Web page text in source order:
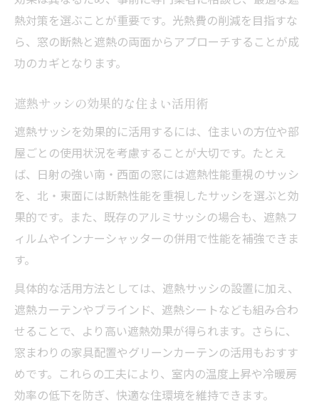
熱対策を選ぶことが重要です。光熱費の削減を目指すな
ら、窓の断熱と遮熱の両面からアプローチすることが成
功のカギとなります。
遮熱サッシの効果的な住まい活用術
遮熱サッシを効果的に活用するには、住まいの方位や部
屋ごとの使用状況を考慮することが大切です。たとえ
ば、日射の強い南・西面の窓には遮熱性能重視のサッシ
を、北・東面には断熱性能を重視したサッシを選ぶと効
果的です。また、既存のアルミサッシの場合も、遮熱フ
ィルムやインナーシャッターの併用で性能を補強できま
す。
具体的な活用方法としては、遮熱サッシの設置に加え、
遮熱カーテンやブラインド、遮熱シートなども組み合わ
せることで、より高い遮熱効果が得られます。さらに、
窓まわりの家具配置やグリーンカーテンの活用もおすす
めです。これらの工夫により、室内の温度上昇や冷暖房
効率の低下を防ぎ、快適な住環境を維持できます。